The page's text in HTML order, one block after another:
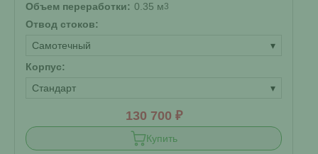
Объем переработки: 0.35 м3
Отвод стоков:
Самотечный
▾
Корпус:
Стандарт
▾
130 700 ₽
Купить